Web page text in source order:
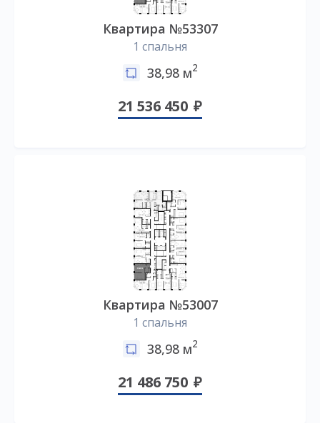
Квартира №53307
1 спальня
38,98 м2
21 536 450
Квартира №53007
1 спальня
38,98 м2
21 486 750